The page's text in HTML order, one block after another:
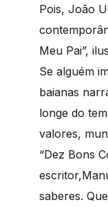
Pois, João
Meu Pai”,
Se alguém
baianas
longe do
valores,
“Dez Bons
saberes.